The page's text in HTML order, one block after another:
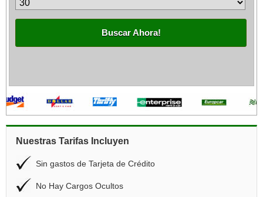
Buscar Ahora!
Nuestras Tarifas Incluyen
Sin gastos de Tarjeta de Crédito
No Hay Cargos Ocultos